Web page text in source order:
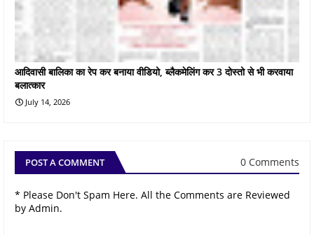
आदिवासी बालिका का रेप कर बनाया वीडियो, ब्लैकमेलिंग कर 3 दोस्तो से भी करवाया
बलात्कार
July 14, 2026
POST A COMMENT 0 Comments
* Please Don't Spam Here. All the Comments are Reviewed
by Admin.